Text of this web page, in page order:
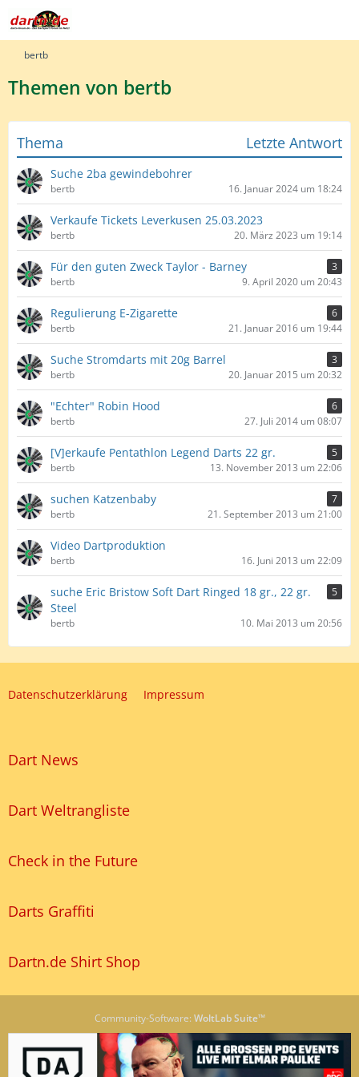
bertb
Themen von bertb
Thema Letzte Antwort
Suche 2ba gewindebohrer
bertb 16. Januar 2024 um 18:24
Verkaufe Tickets Leverkusen 25.03.2023
bertb 20. März 2023 um 19:14
Für den guten Zweck Taylor - Barney
3
bertb
9. April 2020 um 20:43
Regulierung E-Zigarette
6
bertb
21. Januar 2016 um 19:44
Suche Stromdarts mit 20g Barrel
3
bertb
20. Januar 2015 um 20:32
"Echter" Robin Hood
6
bertb
27. Juli 2014 um 08:07
[V]erkaufe Pentathlon Legend Darts 22 gr.
5
bertb
13. November 2013 um 22:06
suchen Katzenbaby
7
bertb
21. September 2013 um 21:00
Video Dartproduktion
bertb 16. Juni 2013 um 22:09
suche Eric Bristow Soft Dart Ringed 18 gr., 22 gr.
Steel
5
bertb 10. Mai 2013 um 20:56
Datenschutzerklärung Impressum
Dart News
Dart Weltrangliste
Check in the Future
Darts Graffiti
Dartn.de Shirt Shop
Community-Software: WoltLab Suite™